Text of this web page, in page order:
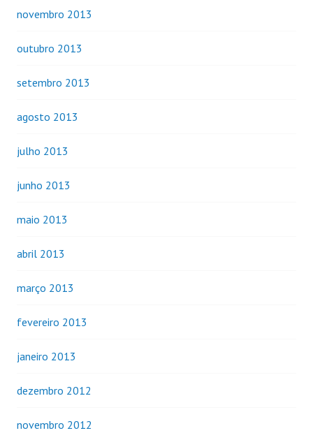
novembro 2013
outubro 2013
setembro 2013
agosto 2013
julho 2013
junho 2013
maio 2013
abril 2013
março 2013
fevereiro 2013
janeiro 2013
dezembro 2012
novembro 2012